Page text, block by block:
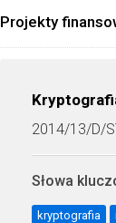
Projekty
2014/13/D/
Słowa
kryptografia